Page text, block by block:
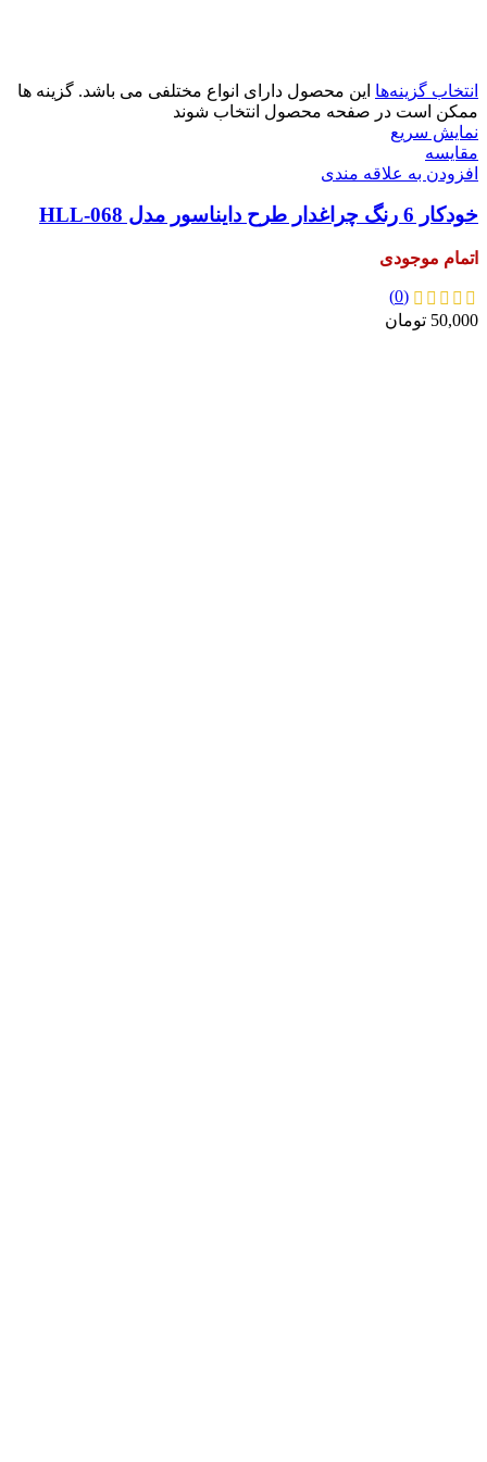
انتخاب گزینه‌ها این محصول دارای انواع مختلفی می باشد. گزینه ها
ممکن است در صفحه محصول انتخاب شوند
نمایش سریع
مقايسه
افزودن به علاقه مندی
خودکار 6 رنگ چراغدار طرح دایناسور مدل HLL-068
اتمام موجودی
(0)
50,000 تومان